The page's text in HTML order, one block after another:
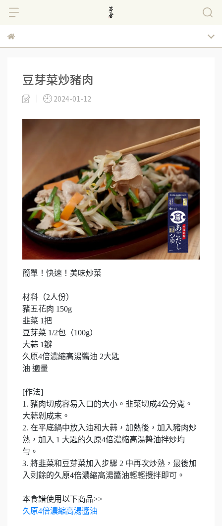
豆芽菜炒豬肉
2024-01-12
簡單！快速！美味炒菜
材料（2人份）
豬五花肉 150g
韭菜 1把
豆芽菜 1/2包（100g）
大蒜 1瓣
久原4倍濃縮高湯醬油 2大匙
油 適量
[作法]
1. 豬肉切成容易入口的大小。韭菜切成4公分寬。
大蒜剁成末。
2. 在平底鍋中放入油和大蒜，加熱後，加入豬肉炒
熟，加入 1 大匙的久原4倍濃縮高湯醬油拌炒均
勻。
3. 將韭菜和豆芽菜加入步驟 2 中再次炒熟，最後加
入剩餘的久原4倍濃縮高湯醬油輕輕攪拌即可。
本食譜使用以下商品>>
久原4倍濃縮高湯醬油